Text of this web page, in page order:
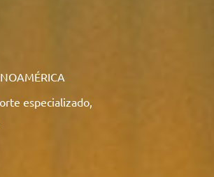
especializado,